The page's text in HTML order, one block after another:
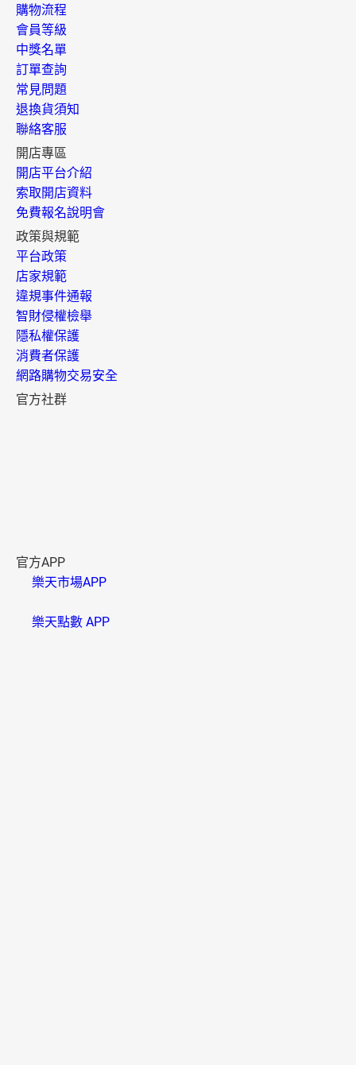
購物流程
會員等級
中獎名單
訂單查詢
常見問題
退換貨須知
聯絡客服
開店專區
開店平台介紹
索取開店資料
免費報名說明會
政策與規範
平台政策
店家規範
違規事件通報
智財侵權檢舉
隱私權保護
消費者保護
網路購物交易安全
官方社群
官方APP
樂天市場APP
樂天點數 APP